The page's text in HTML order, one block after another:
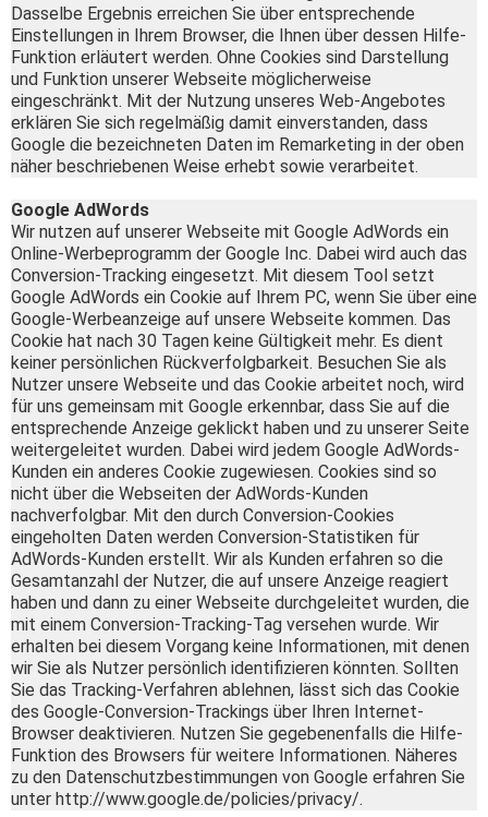
Dasselbe Ergebnis erreichen Sie über entsprechende
Einstellungen in Ihrem Browser, die Ihnen über dessen Hilfe-
Funktion erläutert werden. Ohne Cookies sind Darstellung
und Funktion unserer Webseite möglicherweise
eingeschränkt. Mit der Nutzung unseres Web-Angebotes
erklären Sie sich regelmäßig damit einverstanden, dass
Google die bezeichneten Daten im Remarketing in der oben
näher beschriebenen Weise erhebt sowie verarbeitet.
Google AdWords
Wir nutzen auf unserer Webseite mit Google AdWords ein
Online-Werbeprogramm der Google Inc. Dabei wird auch das
Conversion-Tracking eingesetzt. Mit diesem Tool setzt
Google AdWords ein Cookie auf Ihrem PC, wenn Sie über eine
Google-Werbeanzeige auf unsere Webseite kommen. Das
Cookie hat nach 30 Tagen keine Gültigkeit mehr. Es dient
keiner persönlichen Rückverfolgbarkeit. Besuchen Sie als
Nutzer unsere Webseite und das Cookie arbeitet noch, wird
für uns gemeinsam mit Google erkennbar, dass Sie auf die
entsprechende Anzeige geklickt haben und zu unserer Seite
weitergeleitet wurden. Dabei wird jedem Google AdWords-
Kunden ein anderes Cookie zugewiesen. Cookies sind so
nicht über die Webseiten der AdWords-Kunden
nachverfolgbar. Mit den durch Conversion-Cookies
eingeholten Daten werden Conversion-Statistiken für
AdWords-Kunden erstellt. Wir als Kunden erfahren so die
Gesamtanzahl der Nutzer, die auf unsere Anzeige reagiert
haben und dann zu einer Webseite durchgeleitet wurden, die
mit einem Conversion-Tracking-Tag versehen wurde. Wir
erhalten bei diesem Vorgang keine Informationen, mit denen
wir Sie als Nutzer persönlich identifizieren könnten. Sollten
Sie das Tracking-Verfahren ablehnen, lässt sich das Cookie
des Google-Conversion-Trackings über Ihren Internet-
Browser deaktivieren. Nutzen Sie gegebenenfalls die Hilfe-
Funktion des Browsers für weitere Informationen. Näheres
zu den Datenschutzbestimmungen von Google erfahren Sie
unter http://www.google.de/policies/privacy/.